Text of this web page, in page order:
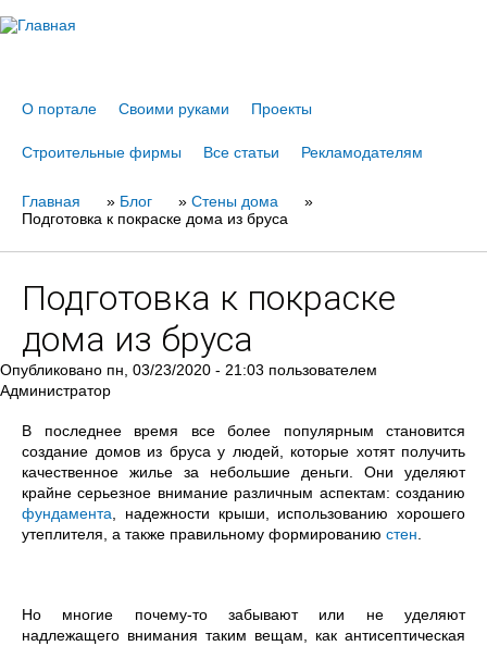
О портале Своими руками Проекты
Строительные фирмы Все статьи Рекламодателям
Вы
Главная » Блог » Стены дома
»
Подготовка к покраске дома из бруса
Подготовка к покраске
дома из бруса
Опубликовано пн, 03/23/2020 - 21:03 пользователем
Администратор
В последнее время все более популярным становится
создание домов из бруса у людей, которые хотят получить
качественное жилье за небольшие деньги. Они уделяют
крайне серьезное внимание различным аспектам: созданию
фундамента , надежности крыши, использованию хорошего
утеплителя, а также правильному формированию стен
Но многие почему-то забывают или не уделяют
надлежащего внимания таким вещам, как антисептическая